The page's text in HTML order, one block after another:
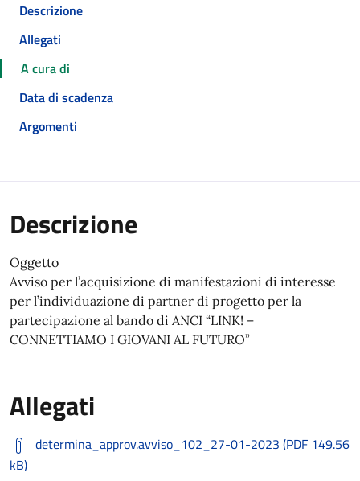
Descrizione
Allegati
A cura di
Data di scadenza
Argomenti
Descrizione
Oggetto
Avviso per l’acquisizione di manifestazioni di interesse
per l’individuazione di partner di progetto per la
partecipazione al bando di ANCI “LINK! –
CONNETTIAMO I GIOVANI AL FUTURO”
Allegati
determina_approv.avviso_102_27-01-2023 (PDF 149.56
kB)